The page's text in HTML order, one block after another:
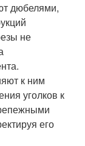
дюбелями,
не
к ним
уголков к
его